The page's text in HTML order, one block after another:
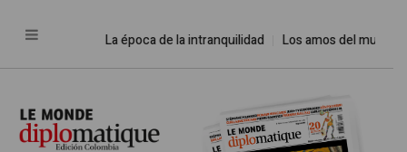
La época de la intranquilidad Los amos del mundo